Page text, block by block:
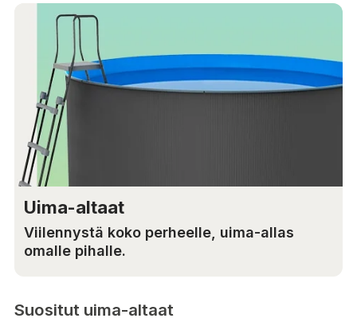
Uima-altaat
Viilennystä koko perheelle, uima-allas
omalle pihalle.
Suositut uima-altaat